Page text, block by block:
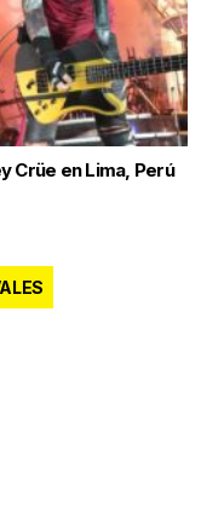
Crüe en Lima, Perú